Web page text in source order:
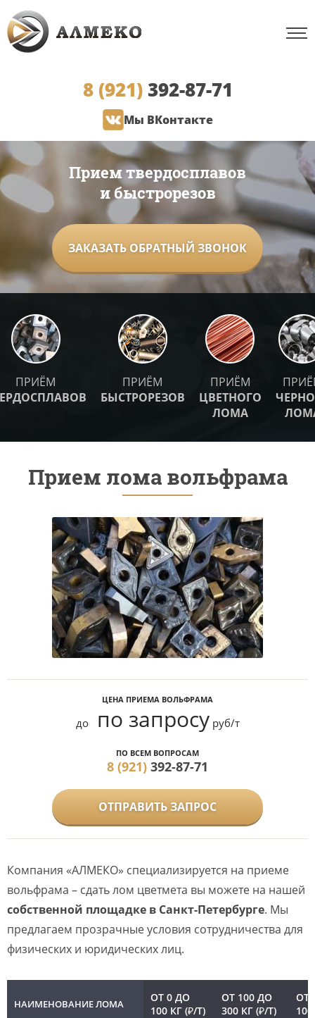
8 (921)392-87-71
Мы ВКонтакте
Прием твердосплавов
и быстрорезов
ЗАКАЗАТЬ ОБРАТНЫЙ ЗВОНОК
ПРИЁМ
ПРИЁМ
БЫСТРОРЕЗОВ
ПРИЁМ
ЦВЕТНОГО
ЛОМА
Прием лома вольфрама
ЦЕНА ПРИЕМА ВОЛЬФРАМА
до по запросу руб/т
ПО ВСЕМ ВОПРОСАМ
8 (921) 392-87-71
ОТПРАВИТЬ ЗАПРОС
Компания «АЛМЕКО» специализируется на приеме
вольфрама – сдать лом цветмета вы можете на нашей
собственной площадке в Санкт-Петербурге. Мы
предлагаем прозрачные условия сотрудничества для
физических и юридических лиц.
НАИМЕНОВАНИЕ ЛОМА
ОТ 0 ДО
100 КГ (₽/Т)
ОТ 100 ДО
300 КГ (₽/Т)
ОТ